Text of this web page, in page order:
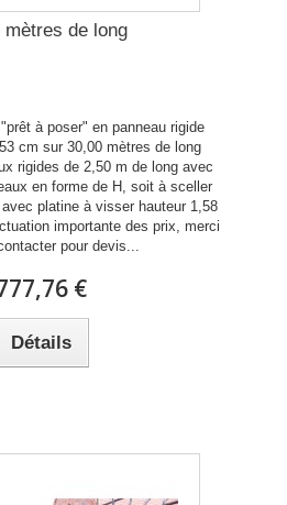
mètres de long
à poser" en panneau rigide
cm sur 30,00 mètres de long
rigides de 2,50 m de long avec
en forme de H, soit à sceller
platine à visser hauteur 1,58
importante des prix, merci
pour devis...
€
Détails